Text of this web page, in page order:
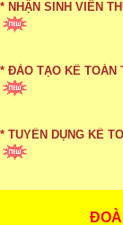
* NHẬN SINH VIÊN
* ĐÀO TẠO KẾ TOÁN
* TUYỂN DỤNG KẾ
* Cách chọn màu